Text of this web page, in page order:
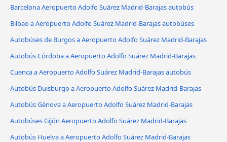
Barcelona Aeropuerto Adolfo Suárez Madrid-Barajas autobús
Bilbao a Aeropuerto Adolfo Suárez Madrid-Barajas autobúses
Autobúses de Burgos a Aeropuerto Adolfo Suárez Madrid-Barajas
Autobús Córdoba a Aeropuerto Adolfo Suárez Madrid-Barajas
Cuenca a Aeropuerto Adolfo Suárez Madrid-Barajas autobús
Autobús Duisburgo a Aeropuerto Adolfo Suárez Madrid-Barajas
Autobús Génova a Aeropuerto Adolfo Suárez Madrid-Barajas
Autobúses Gijón Aeropuerto Adolfo Suárez Madrid-Barajas
Autobús Huelva a Aeropuerto Adolfo Suárez Madrid-Barajas